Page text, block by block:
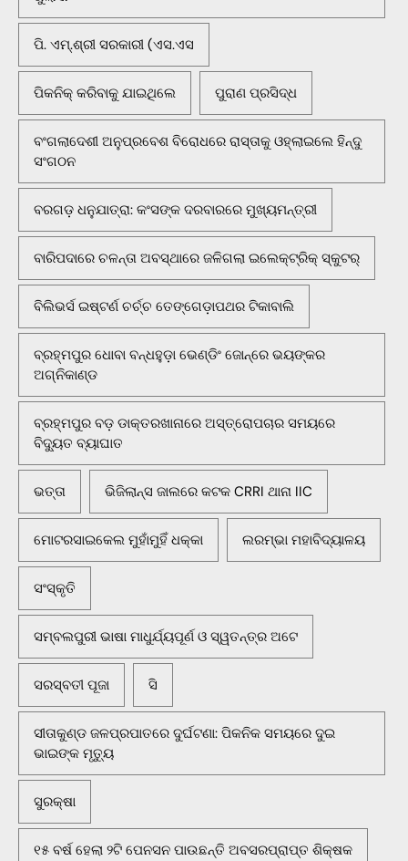
ପି. ଏମ୍.ଶ୍ରୀ ସରକାରୀ (ଏସ.ଏସ
ପିକନିକ୍‌ କରିବାକୁ ଯାଇଥିଲେ ପୁରାଣ ପ୍ରସିଦ୍ଧ
ବଂଗଲାଦେଶୀ ଅନୁପ୍ରବେଶ ବିରୋଧରେ ରାସ୍ତାକୁ ଓହ୍ଲାଇଲେ ହିନ୍ଦୁ
ସଂଗଠନ
ବରଗଡ଼ ଧନୁଯାତ୍ରା: କଂସଙ୍କ ଦରବାରରେ ମୁଖ୍ୟମନ୍ତ୍ରୀ
ବାରିପଦାରେ ଚଳନ୍ତା ଅବସ୍ଥାରେ ଜଳିଗଲା ଇଲେକ୍ଟ୍ରିକ୍ ସ୍କୁଟର୍
ବିଲିଭର୍ସ ଇଷ୍ଟର୍ଣ ଚର୍ଚ୍ଚ ତେଙ୍ଗେଡ଼ାପଥର ଟିକାବାଲି
ବ୍ରହ୍ମପୁର ଧୋବା ବନ୍ଧହୁଡ଼ା ଭେଣ୍ଡିଂ ଜୋନ୍‌ରେ ଭୟଙ୍କର
ଅଗ୍ନିକାଣ୍ଡ
ବ୍ରହ୍ମପୁର ବଡ଼ ଡାକ୍ତରଖାନାରେ ଅସ୍ତ୍ରୋପଚାର ସମୟରେ
ବିଦ୍ୟୁତ ବ୍ୟାଘାତ
ଭତ୍ତା ଭିଜିଲାନ୍ସ ଜାଲରେ କଟକ CRRI ଥାନା IIC
ମୋଟରସାଇକେଲ ମୁହାଁମୁହିଁ ଧକ୍କା ଲରମ୍ଭା ମହାବିଦ୍ୟାଳୟ
ସଂସ୍କୃତି
ସମ୍ବଲପୁରୀ ଭାଷା ମାଧୁର୍ଯ୍ୟପୂର୍ଣ ଓ ସ୍ୱତନ୍ତ୍ର ଅଟେ
ସରସ୍ବତୀ ପୂଜା ସି
ସୀତାକୁଣ୍ଡ ଜଳପ୍ରପାତରେ ଦୁର୍ଘଟଣା: ପିକନିକ ସମୟରେ ଦୁଇ
ଭାଇଙ୍କ ମୃତ୍ୟୁ
ସୁରକ୍ଷା
୧୫ ବର୍ଷ ହେଲା ୨ଟି ପେନସନ ପାଉଛନ୍ତି ଅବସରପ୍ରାପ୍ତ ଶିକ୍ଷକ